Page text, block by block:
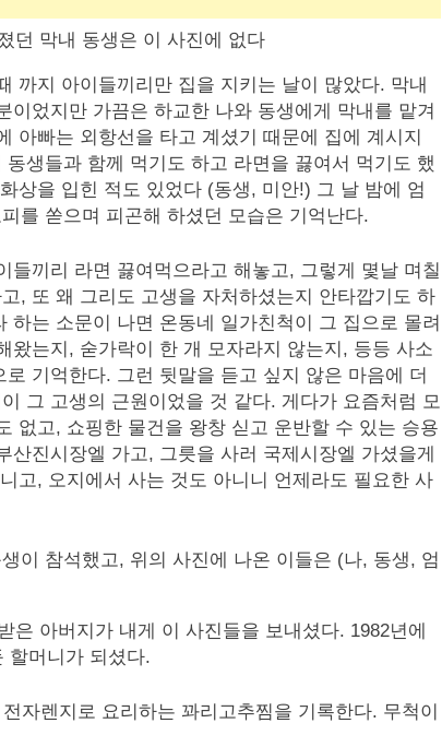
던 막내 동생은 이 사진에 없다
까지 아이들끼리만 집을 지키는 날이 많았다. 막내
었지만 가끔은 하교한 나와 동생에게 막내를 맡겨
아빠는 외항선을 타고 계셨기 때문에 집에 계시지
생들과 함께 먹기도 하고 라면을 끓여서 먹기도 했
상을 입힌 적도 있었다 (동생, 미안!) 그 날 밤에 엄
를 쏟으며 피곤해 하셨던 모습은 기억난다.
끼리 라면 끓여먹으라고 해놓고, 그렇게 몇날 며칠
, 또 왜 그리도 고생을 자처하셨는지 안타깝기도 하
는 소문이 나면 온동네 일가친척이 그 집으로 몰려
는지, 숟가락이 한 개 모자라지 않는지, 등등 사소
기억한다. 그런 뒷말을 듣고 싶지 않은 마음에 더
그 고생의 근원이었을 것 같다. 게다가 요즘처럼 모
없고, 쇼핑한 물건을 왕창 싣고 운반할 수 있는 승용
진시장엘 가고, 그릇을 사러 국제시장엘 가셨을게
고, 오지에서 사는 것도 아니니 언제라도 필요한 사
이 참석했고, 위의 사진에 나온 이들은 (나, 동생, 엄
아버지가 내게 이 사진들을 보내셨다. 1982년에
할머니가 되셨다.
자렌지로 요리하는 꽈리고추찜을 기록한다. 무척이